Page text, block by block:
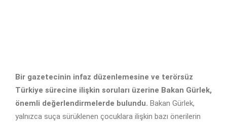
Bir gazetecinin infaz düzenlemesine ve terörsüz
Türkiye sürecine ilişkin soruları üzerine Bakan Gürlek,
önemli değerlendirmelerde bulundu. Bakan Gürlek,
yalnızca suça sürüklenen çocuklara ilişkin bazı önerilerin